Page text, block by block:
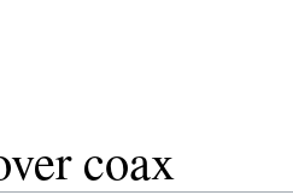
coax